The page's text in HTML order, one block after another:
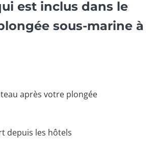
est inclus dans le
sous-marine à
après votre plongée
depuis les hôtels